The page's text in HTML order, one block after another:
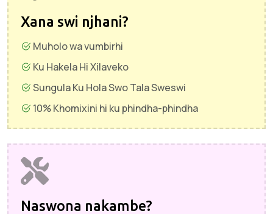
Xana swi njhani?
Muholo wa vumbirhi
Ku Hakela Hi Xilaveko
Sungula Ku Hola Swo Tala Sweswi
10% Khomixini hi ku phindha-phindha
Naswona nakambe?